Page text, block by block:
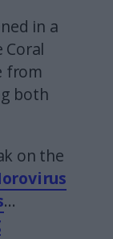
in a
from
both
on the
…